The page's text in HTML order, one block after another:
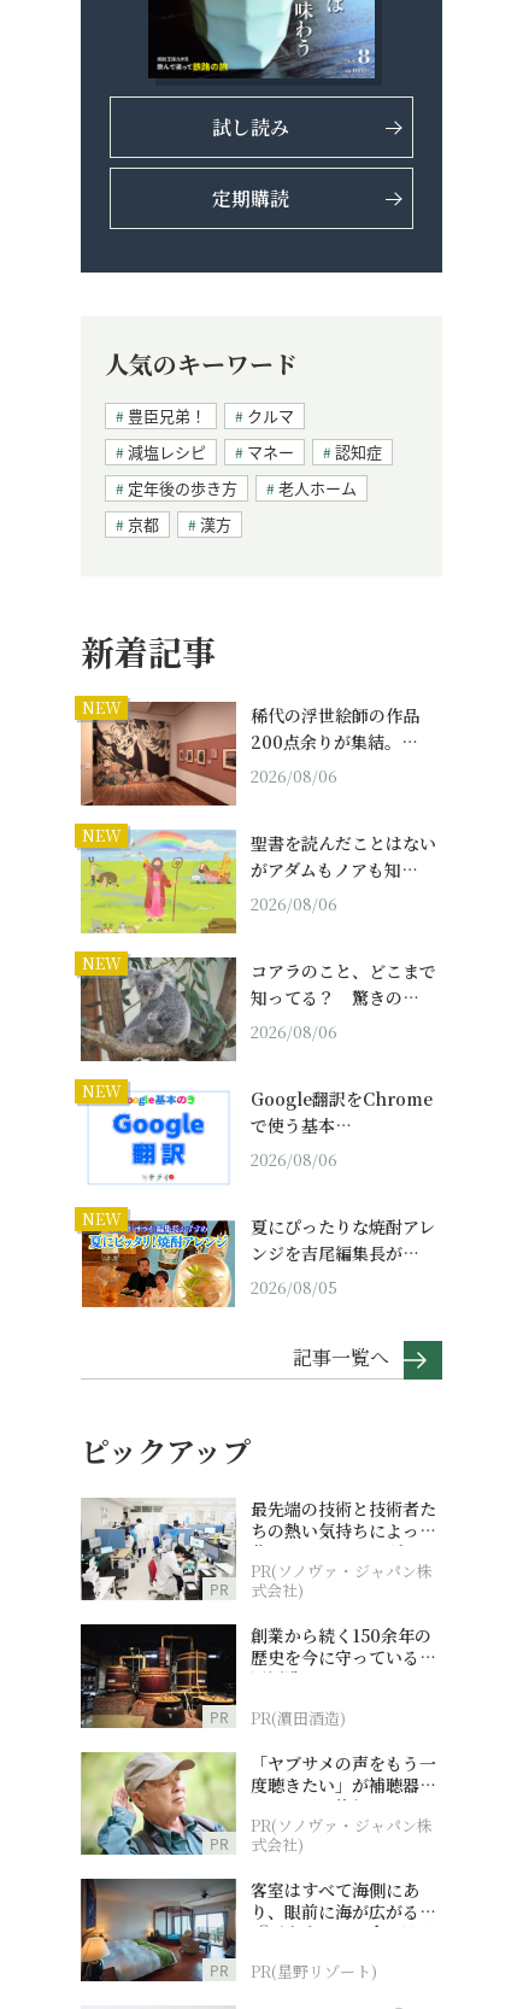
試し読み
定期購読
人気のキーワード
豊臣兄弟！
クルマ
減塩レシピ
マネー
認知症
定年後の歩き方
老人ホーム
京都
漢方
新着記事
NEW
稀代の浮世絵師の作品
200点余りが集結。…
2026/08/06
NEW
聖書を読んだことはない
がアダムもノアも知…
2026/08/06
NEW
コアラのこと、どこまで
知ってる？ 驚きの…
2026/08/06
NEW
Google翻訳をChrome
で使う基本…
2026/08/06
NEW
夏にぴったりな焼酎アレ
ンジを吉尾編集長が…
2026/08/05
記事一覧へ
ピックアップ
PR
最先端の技術と技術者た
ちの熱い気持ちによって
作られているオーダーメ
イド補聴器
PR(ソノヴァ・ジャパン株
式会社)
PR
創業から続く150余年の
歴史を今に守っている濵
田酒造
PR(濵田酒造)
PR
「ヤブサメの声をもう一
度聴きたい」が補聴器チ
ャレンジの後押しに
PR(ソノヴァ・ジャパン株
式会社)
PR
客室はすべて海側にあ
り、眼前に海が広がる
『西表島ホテル by 星野
PR(星野リゾート)